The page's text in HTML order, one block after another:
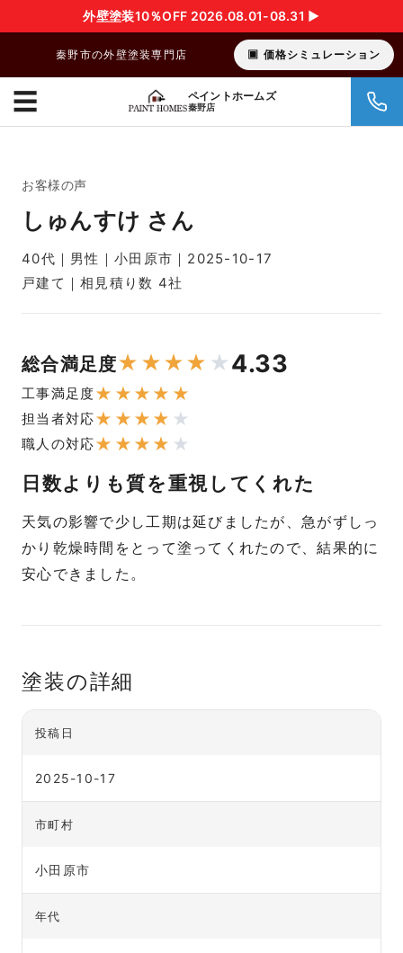
外壁塗装10％OFF 2026.08.01-08.31 ▶︎
秦野市の外壁塗装専門店 価格シミュレーション
ペイントホームズ
秦野店
☰
お客様の声
しゅんすけ さん
40代｜男性｜小田原市｜2025-10-17
戸建て｜相見積り数 4社
総合満足度★ ★★★ ★ 4.33
工事満足度★ ★ ★ ★ ★
担当者対応★ ★ ★ ★ ★
職人の対応★ ★ ★ ★ ★
日数よりも質を重視してくれた
天気の影響で少し工期は延びましたが、急がずしっ
かり乾燥時間をとって塗ってくれたので、結果的に
安心できました。
塗装の詳細
投稿日
2025-10-17
市町村
小田原市
年代